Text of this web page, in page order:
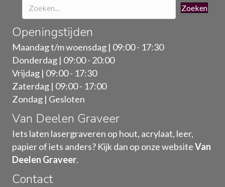
Zoeken
Openingstijden
Maandag t/m woensdag | 09:00 - 17:30
Donderdag | 09:00 - 20:00
Vrijdag | 09:00 - 17:30
Zaterdag | 09:00 - 17:00
Zondag | Gesloten
Van Deelen Graveer
Iets laten lasergraveren op hout, acrylaat, leer,
papier of iets anders? Kijk dan op onze websiteVan
Deelen Graveer.
Contact